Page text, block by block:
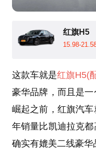
红旗H5
15.98-
这款车就是红旗H5(
豪华品牌，而且是
崛起之前，红旗汽
年销量比凯迪拉克
确实有媲美二线豪华